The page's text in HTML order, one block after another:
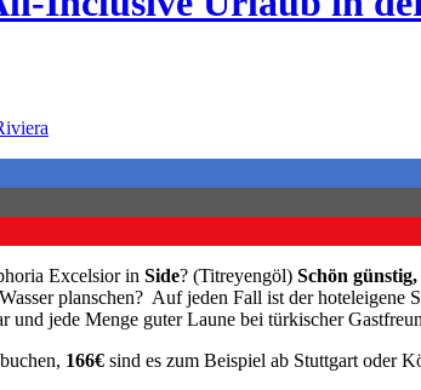
Excelsior in Side? (Titreyengöl) Schön
planschen? Auf jeden Fall ist der hoteleigene
jede Menge guter Laune bei türkischer
buchen, 166€ sind es zum Beispiel ab Stuttgart oder